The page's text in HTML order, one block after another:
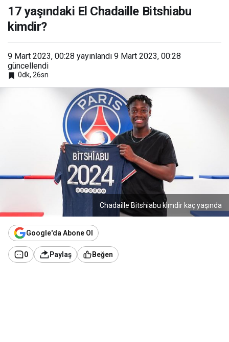
kimdir?
17 yaşındaki El Chadaille Bitshiabu
kimdir?
9 Mart 2023, 00:28 yayınlandı 9 Mart 2023, 00:28
güncellendi
0dk, 26sn
Chadaille Bitshiabu kimdir kaç yaşında
Google'da Abone Ol
0 Paylaş Beğen